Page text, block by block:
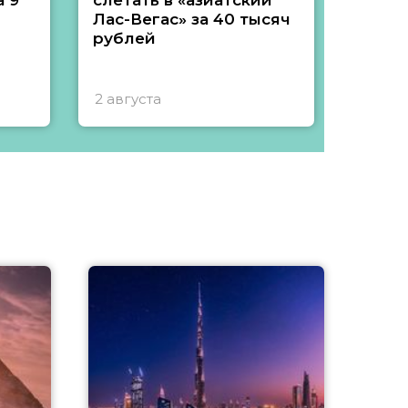
Лас-Вегас» за 40 тысяч
рублей
2 августа